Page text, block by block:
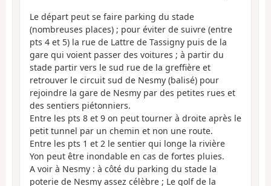
Le départ peut se faire parking du stade
(nombreuses places) ; pour éviter de suivre (entre
pts 4 et 5) la rue de Lattre de Tassigny puis de la
gare qui voient passer des voitures ; à partir du
stade partir vers le sud rue de la greffière et
retrouver le circuit sud de Nesmy (balisé) pour
rejoindre la gare de Nesmy par des petites rues et
des sentiers piétonniers.
Entre les pts 8 et 9 on peut tourner à droite après le
petit tunnel par un chemin et non une route.
Entre les pts 1 et 2 le sentier qui longe la rivière
Yon peut être inondable en cas de fortes pluies.
A voir à Nesmy : à côté du parking du stade la
poterie de Nesmy assez célèbre ; Le golf de la